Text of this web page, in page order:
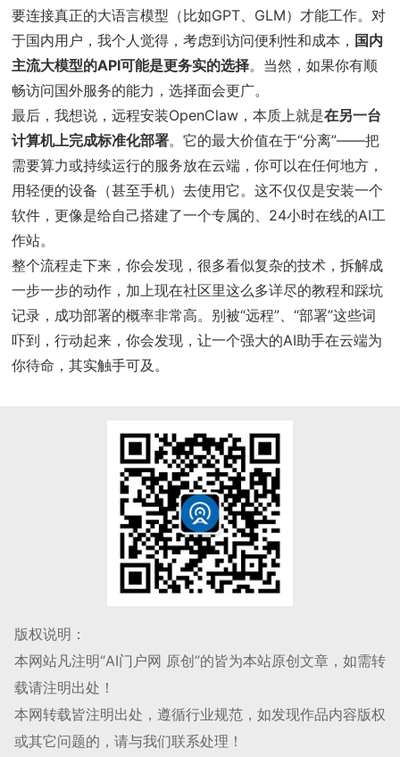
要连接真正的大语言模型（比如GPT、GLM）才能工作。对
于国内用户，我个人觉得，考虑到访问便利性和成本， 国内
主流大模型的API可能是更务实的选择。当然，如果你有顺
畅访问国外服务的能力，选择面会更广。
最后，我想说，远程安装OpenClaw，本质上就是在另一台
计算机上完成标准化部署。它的最大价值在于“分离”——把
需要算力或持续运行的服务放在云端，你可以在任何地方，
用轻便的设备（甚至手机）去使用它。这不仅仅是安装一个
软件，更像是给自己搭建了一个专属的、24小时在线的AI工
作站。
整个流程走下来，你会发现，很多看似复杂的技术，拆解成
一步一步的动作，加上现在社区里这么多详尽的教程和踩坑
记录，成功部署的概率非常高。别被“远程”、“部署”这些词
吓到，行动起来，你会发现，让一个强大的AI助手在云端为
你待命，其实触手可及。
版权说明：
本网站凡注明“AI门户网 原创”的皆为本站原创文章，如需转
载请注明出处！
本网转载皆注明出处，遵循行业规范，如发现作品内容版权
或其它问题的，请与我们联系处理！